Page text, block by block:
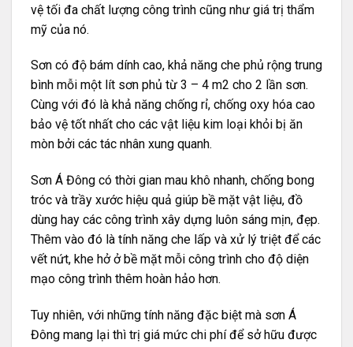
vệ tối đa chất lượng công trình cũng như giá trị thẩm
mỹ của nó.
Sơn có độ bám dính cao, khả năng che phủ rộng trung
bình mỗi một lít sơn phủ từ 3 – 4 m2 cho 2 lần sơn.
Cùng với đó là khả năng chống rỉ, chống oxy hóa cao
bảo vệ tốt nhất cho các vật liệu kim loại khỏi bị ăn
mòn bởi các tác nhân xung quanh.
Sơn Á Đông có thời gian mau khô nhanh, chống bong
tróc và trầy xước hiệu quả giúp bề mặt vật liệu, đồ
dùng hay các công trình xây dựng luôn sáng mịn, đẹp.
Thêm vào đó là tính năng che lấp và xử lý triệt để các
vết nứt, khe hở ở bề mặt mỗi công trình cho độ diện
mạo công trình thêm hoàn hảo hơn.
Tuy nhiên, với những tính năng đặc biệt mà sơn Á
Đông mang lại thì trị giá mức chi phí để sở hữu được